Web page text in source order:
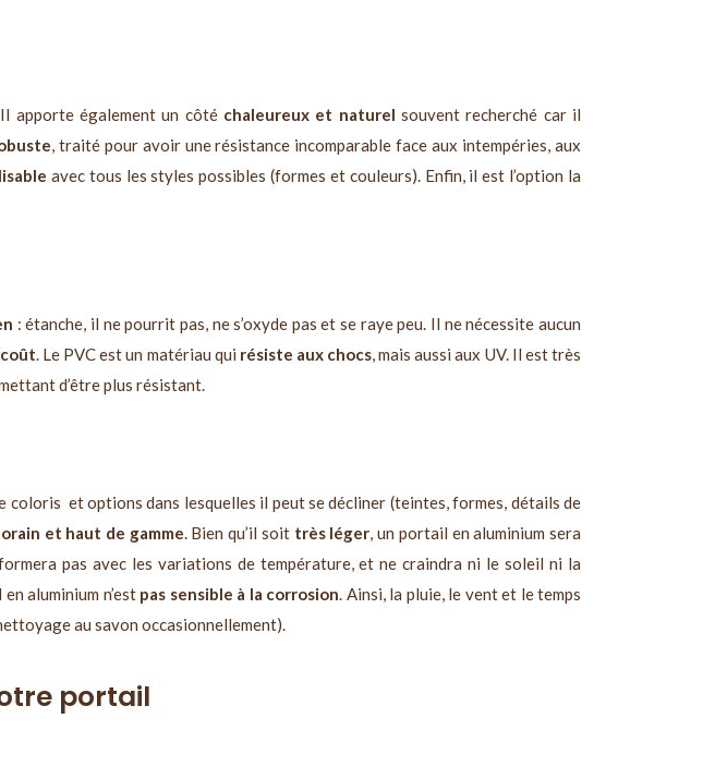
apporte également un côté chaleureux et naturel souvent recherché car il
, traité pour avoir une résistance incomparable face aux intempéries, aux
avec tous les styles possibles (formes et couleurs). Enfin, il est l’option la
: étanche, il ne pourrit pas, ne s’oxyde pas et se raye peu. Il ne nécessite aucun
. Le PVC est un matériau qui résiste aux chocs, mais aussi aux UV. Il est très
d’être plus résistant.
coloris et options dans lesquelles il peut se décliner (teintes, formes, détails de
et haut de gamme. Bien qu’il soit très léger, un portail en aluminium sera
pas avec les variations de température, et ne craindra ni le soleil ni la
aluminium n’est pas sensible à la corrosion. Ainsi, la pluie, le vent et le temps
au savon occasionnellement).
portail